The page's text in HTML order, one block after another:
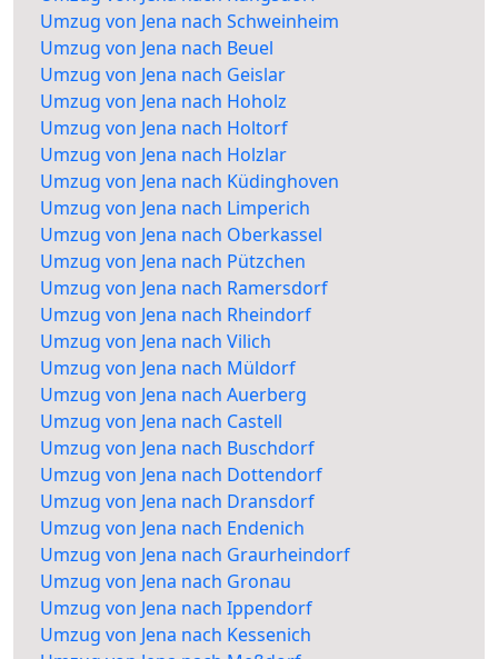
Umzug von Jena nach Schweinheim
Umzug von Jena nach Beuel
Umzug von Jena nach Geislar
Umzug von Jena nach Hoholz
Umzug von Jena nach Holtorf
Umzug von Jena nach Holzlar
Umzug von Jena nach Küdinghoven
Umzug von Jena nach Limperich
Umzug von Jena nach Oberkassel
Umzug von Jena nach Pützchen
Umzug von Jena nach Ramersdorf
Umzug von Jena nach Rheindorf
Umzug von Jena nach Vilich
Umzug von Jena nach Müldorf
Umzug von Jena nach Auerberg
Umzug von Jena nach Castell
Umzug von Jena nach Buschdorf
Umzug von Jena nach Dottendorf
Umzug von Jena nach Dransdorf
Umzug von Jena nach Endenich
Umzug von Jena nach Graurheindorf
Umzug von Jena nach Gronau
Umzug von Jena nach Ippendorf
Umzug von Jena nach Kessenich